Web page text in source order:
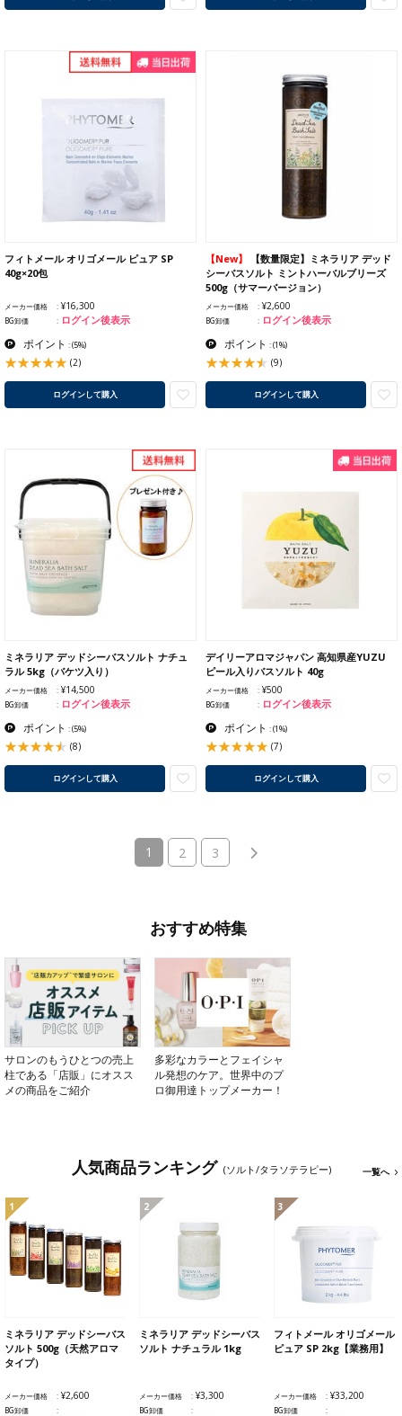
フィトメール オリゴメール ピュア SP
40g×20包
メーカー価格 ¥16,300
BG卸価 ログイン後表示
ポイント :(5%)
(2)
ログインして購入
【New】
【数量限定】ミネラリア デッド
シーバスソルト ミントハーバルブリーズ
500g（サマーバージョン）
メーカー価格 ¥2,600
BG卸価 ログイン後表示
ポイント :(1%)
(9)
ログインして購入
ミネラリア デッドシーバスソルト ナチュ
ラル 5kg（バケツ入り）
メーカー価格 ¥14,500
BG卸価 ログイン後表示
ポイント :(5%)
(8)
ログインして購入
デイリーアロマジャパン 高知県産YUZU
ピール入りバスソルト 40g
メーカー価格 ¥500
BG卸価 ログイン後表示
ポイント :(1%)
(7)
ログインして購入
1 (current)
2 3
おすすめ特集
サロンのもうひとつの売上
柱である「店販」にオスス
メの商品をご紹介
多彩なカラーとフェイシャ
ル発想のケア。世界中のプ
ロ御用達トップメーカー！
人気商品ランキング (ソルト/タラソテラピー) 一覧へ
1
ミネラリア デッドシーバス
ソルト 500g（天然アロマ
タイプ）
メーカー価格 ¥2,600
BG卸価
2
ミネラリア デッドシーバス
ソルト ナチュラル 1kg
メーカー価格 ¥3,300
BG卸価
3
フィトメール オリゴメール
ピュア SP 2kg【業務用】
メーカー価格 ¥33,200
BG卸価